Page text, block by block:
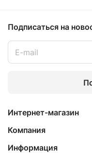
Подписаться на
Интернет-магазин
Компания
Информация